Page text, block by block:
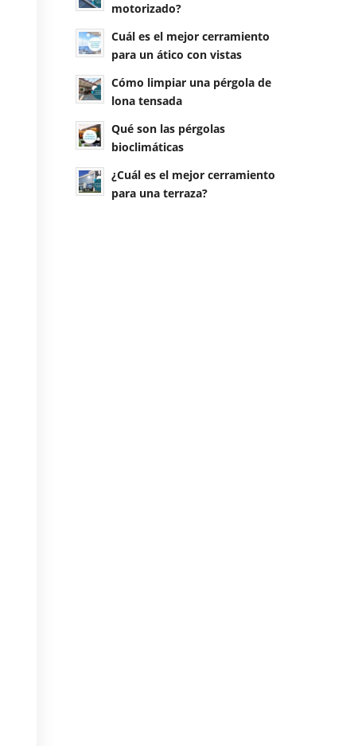
motorizado?
Cuál es el mejor cerramiento
para un ático con vistas
Cómo limpiar una pérgola de
lona tensada
Qué son las pérgolas
bioclimáticas
¿Cuál es el mejor cerramiento
para una terraza?